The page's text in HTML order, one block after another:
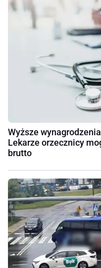
Wyższe
Lekarze orzecznicy
brutto